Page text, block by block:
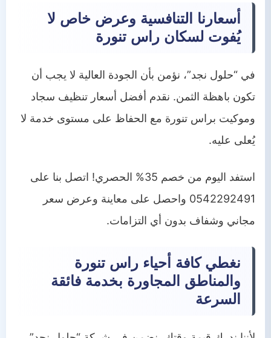
أسعارنا التنافسية وعرض خاص لا
يُفوت لسكان راس تنورة
في “حلول نجد”، نؤمن بأن الجودة العالية لا يجب أن
تكون باهظة الثمن. نقدم أفضل أسعار تنظيف سجاد
وموكيت براس تنورة مع الحفاظ على مستوى خدمة لا
يُعلى عليه.
استفد اليوم من خصم 35% الحصري! اتصل بنا على
0542292491 واحصل على معاينة وعرض سعر
مجاني وشفاف بدون أي التزامات.
نغطي كافة أحياء راس تنورة
والمناطق المجاورة بخدمة فائقة
السرعة